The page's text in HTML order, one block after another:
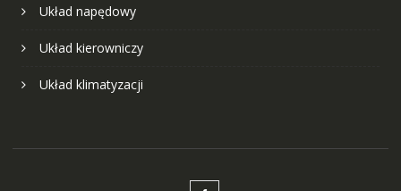
Układ napędowy
Układ kierowniczy
Układ klimatyzacji